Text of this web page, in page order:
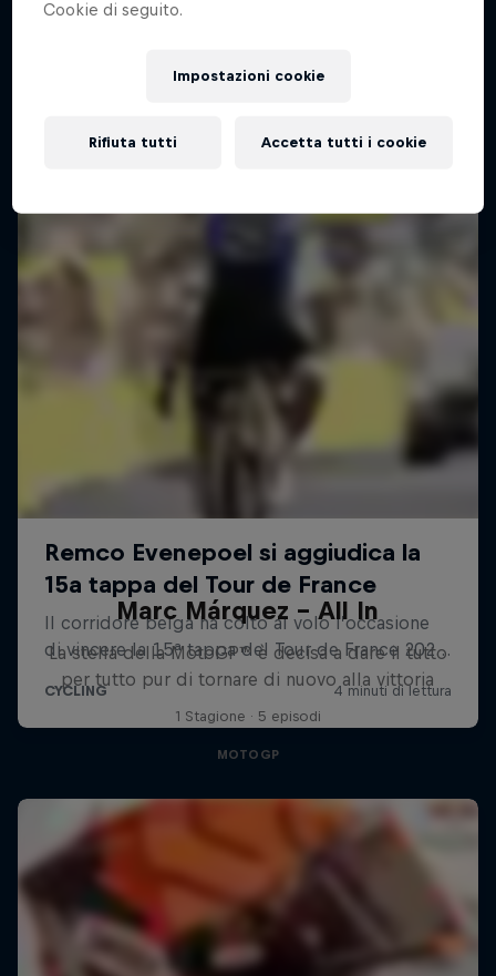
Marc Márquez – All In
La stella della MotoGP™ è decisa a dare il tutto
per tutto pur di tornare di nuovo alla vittoria
1 Stagione · 5 episodi
MOTOGP
Cookie di seguito.
Impostazioni cookie
Rifiuta tutti Accetta tutti i cookie